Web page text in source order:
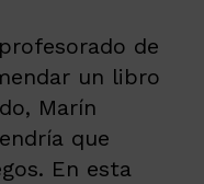
de
un libro
Marín
que
En esta